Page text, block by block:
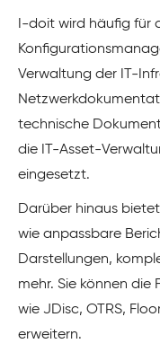
I-doit wird häufig für
Verwaltung der IT-
technische
die IT-Asset-
eingesetzt.
Darüber hinaus
wie anpassbare
Darstellungen,
mehr. Sie können
wie JDisc, OTRS,
erweitern.